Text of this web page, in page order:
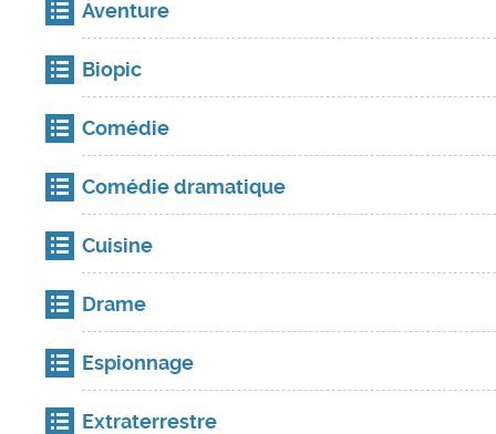
Aventure
Biopic
Comédie
Comédie dramatique
Cuisine
Drame
Espionnage
Extraterrestre